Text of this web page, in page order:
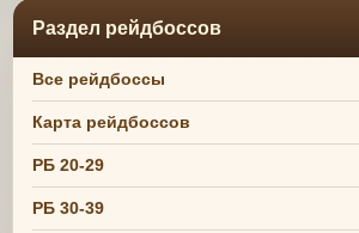
Раздел рейдбоссов
Все рейдбоссы
Карта рейдбоссов
РБ 20-29
РБ 30-39